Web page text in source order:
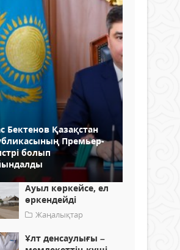
Бектенов Қазақстан
Премьер-
болып
Ауыл көркейсе, ел
өркендейді
Жаңалықтар
Ұлт денсаулығы –